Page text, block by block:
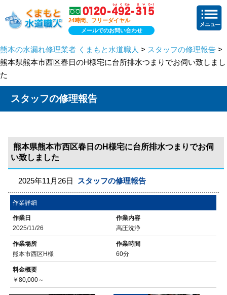
24時間、フリーダイヤル
メールでのお問い合わせ
熊本の水漏れ修理業者 くまもと水道職人 > スタッフの修理報告 >
熊本県熊本市西区春日のH様宅に台所排水つまりでお伺い致しまし
た
スタッフの修理報告
熊本県熊本市西区春日のH様宅に台所排水つまりでお伺
い致しました
2025年11月26日 スタッフの修理報告
作業詳細
作業日
2025/11/26
作業内容
高圧洗浄
作業場所
熊本市西区H様
作業時間
60分
料金概要
￥80,000～